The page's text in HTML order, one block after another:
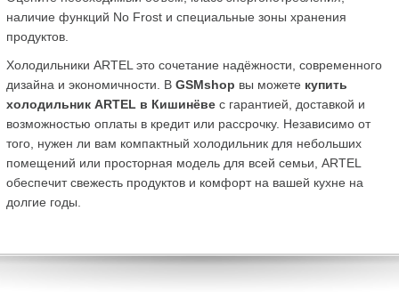
наличие функций No Frost и специальные зоны хранения
продуктов.
Холодильники ARTEL это сочетание надёжности, современного
дизайна и экономичности. В GSMshop вы можете купить
холодильник ARTEL в Кишинёве с гарантией, доставкой и
возможностью оплаты в кредит или рассрочку. Независимо от
того, нужен ли вам компактный холодильник для небольших
помещений или просторная модель для всей семьи, ARTEL
обеспечит свежесть продуктов и комфорт на вашей кухне на
долгие годы.